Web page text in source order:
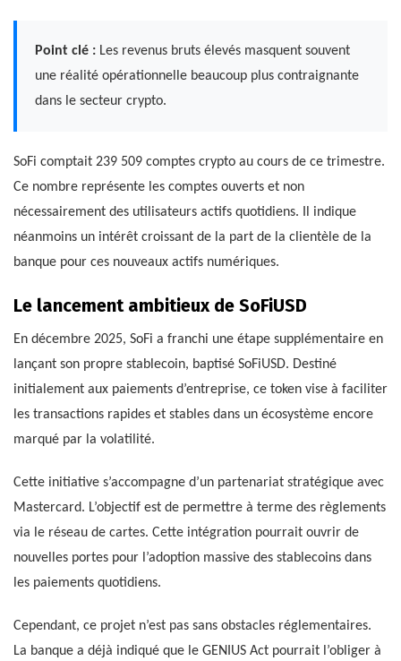
Point clé : Les revenus bruts élevés masquent souvent
une réalité opérationnelle beaucoup plus contraignante
dans le secteur crypto.
SoFi comptait 239 509 comptes crypto au cours de ce trimestre.
Ce nombre représente les comptes ouverts et non
nécessairement des utilisateurs actifs quotidiens. Il indique
néanmoins un intérêt croissant de la part de la clientèle de la
banque pour ces nouveaux actifs numériques.
Le lancement ambitieux de SoFiUSD
En décembre 2025, SoFi a franchi une étape supplémentaire en
lançant son propre stablecoin, baptisé SoFiUSD. Destiné
initialement aux paiements d’entreprise, ce token vise à faciliter
les transactions rapides et stables dans un écosystème encore
marqué par la volatilité.
Cette initiative s’accompagne d’un partenariat stratégique avec
Mastercard. L’objectif est de permettre à terme des règlements
via le réseau de cartes. Cette intégration pourrait ouvrir de
nouvelles portes pour l’adoption massive des stablecoins dans
les paiements quotidiens.
Cependant, ce projet n’est pas sans obstacles réglementaires.
La banque a déjà indiqué que le GENIUS Act pourrait l’obliger à